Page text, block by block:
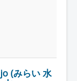
(みらい 水